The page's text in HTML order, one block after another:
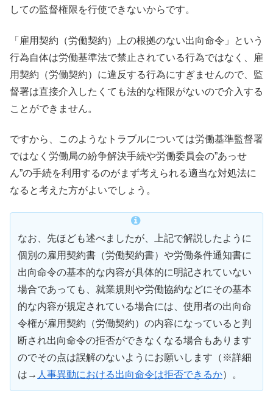
しての監督権限を行使できないからです。
「雇用契約（労働契約）上の根拠のない出向命令」という
行為自体は労働基準法で禁止されている行為ではなく、雇
用契約（労働契約）に違反する行為にすぎませんので、監
督署は直接介入したくても法的な権限がないので介入する
ことができません。
ですから、このようなトラブルについては労働基準監督署
ではなく労働局の紛争解決手続や労働委員会の”あっせ
ん”の手続を利用するのがまず考えられる適当な対処法に
なると考えた方がよいでしょう。
なお、先ほども述べましたが、上記で解説したように
個別の雇用契約書（労働契約書）や労働条件通知書に
出向命令の基本的な内容が具体的に明記されていない
場合であっても、就業規則や労働協約などにその基本
的な内容が規定されている場合には、使用者の出向命
令権が雇用契約（労働契約）の内容になっていると判
断され出向命令の拒否ができなくなる場合もあります
のでその点は誤解のないようにお願いします（※詳細
は→ 人事異動における出向命令は拒否できるか）。